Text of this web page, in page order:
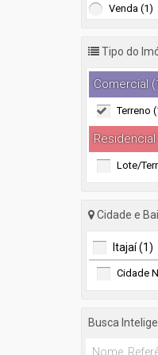
Venda (1)
Tipo do
Comercial
Terreno
Residencial
Lote/
Cidade e
Itajaí (1)
Cidade
Busca